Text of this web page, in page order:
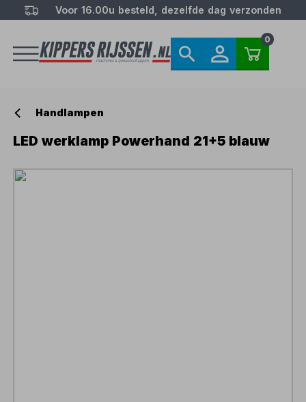
Voor 16.00u besteld, dezelfde dag verzonden
0
Handlampen
LED werklamp Powerhand 21+5 blauw